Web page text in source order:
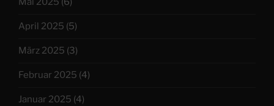
April 2025 (5)
März 2025 (3)
Februar 2025 (4)
Januar 2025 (4)